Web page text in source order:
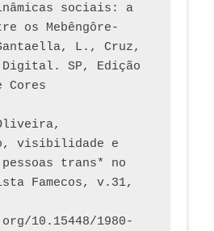
sociais: a
os Mebêngôre-
L., Cruz,
Digital. SP, Edição
Cores
visibilidade e
trans* no
Famecos, v.31,
10.15448/1980-